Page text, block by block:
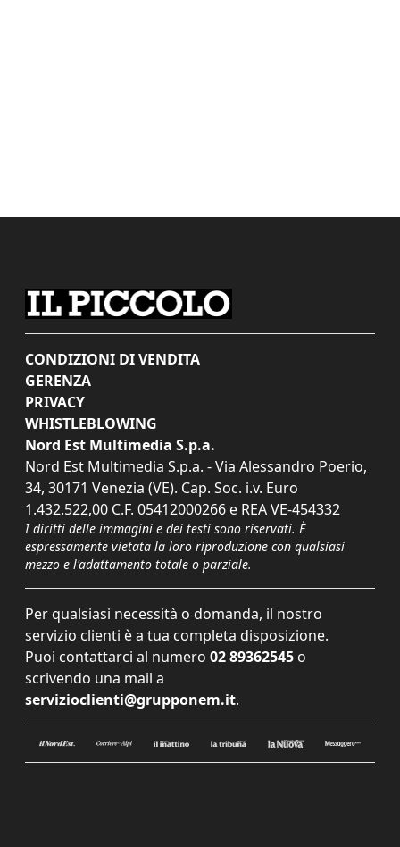
CONDIZIONI DI VENDITA
GERENZA
PRIVACY
WHISTLEBLOWING
Nord Est Multimedia S.p.a.
Nord Est Multimedia S.p.a. - Via Alessandro Poerio,
34, 30171 Venezia (VE). Cap. Soc. i.v. Euro
1.432.522,00 C.F. 05412000266 e REA VE-454332
I diritti delle immagini e dei testi sono riservati. È
espressamente vietata la loro riproduzione con qualsiasi
mezzo e l'adattamento totale o parziale.
Per qualsiasi necessità o domanda, il nostro
servizio clienti è a tua completa disposizione.
Puoi contattarci al numero 02 89362545 o
scrivendo una mail a
servizioclienti@grupponem.it.